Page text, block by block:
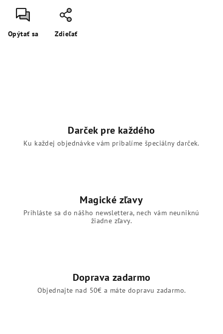
Opýtať sa Zdieľať
Darček pre každého
Ku každej objednávke vám pribalíme špeciálny darček.
Magické zľavy
Prihláste sa do nášho newslettera, nech vám neuniknú
žiadne zľavy.
Doprava zadarmo
Objednajte nad 50€ a máte dopravu zadarmo.